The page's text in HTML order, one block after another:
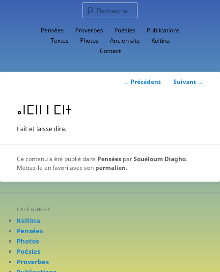
Aller
au
contenu
Pensées Proverbes Poésies
Publications
Textes
Photos Ancien site
Keltina
Contact
Navigation
← Précédent Suivant →
ⴰⵏⵎⵏⵏ ⵏ ⵎⵏⵜ
Fait et laisse dire.
Ce contenu a été publié dans Pensées parSouéloum Diagho.
Mettez-le en favori avec son permalien.
CATÉGORIES
Keltina
Pensées
Photos
Poésies
Proverbes